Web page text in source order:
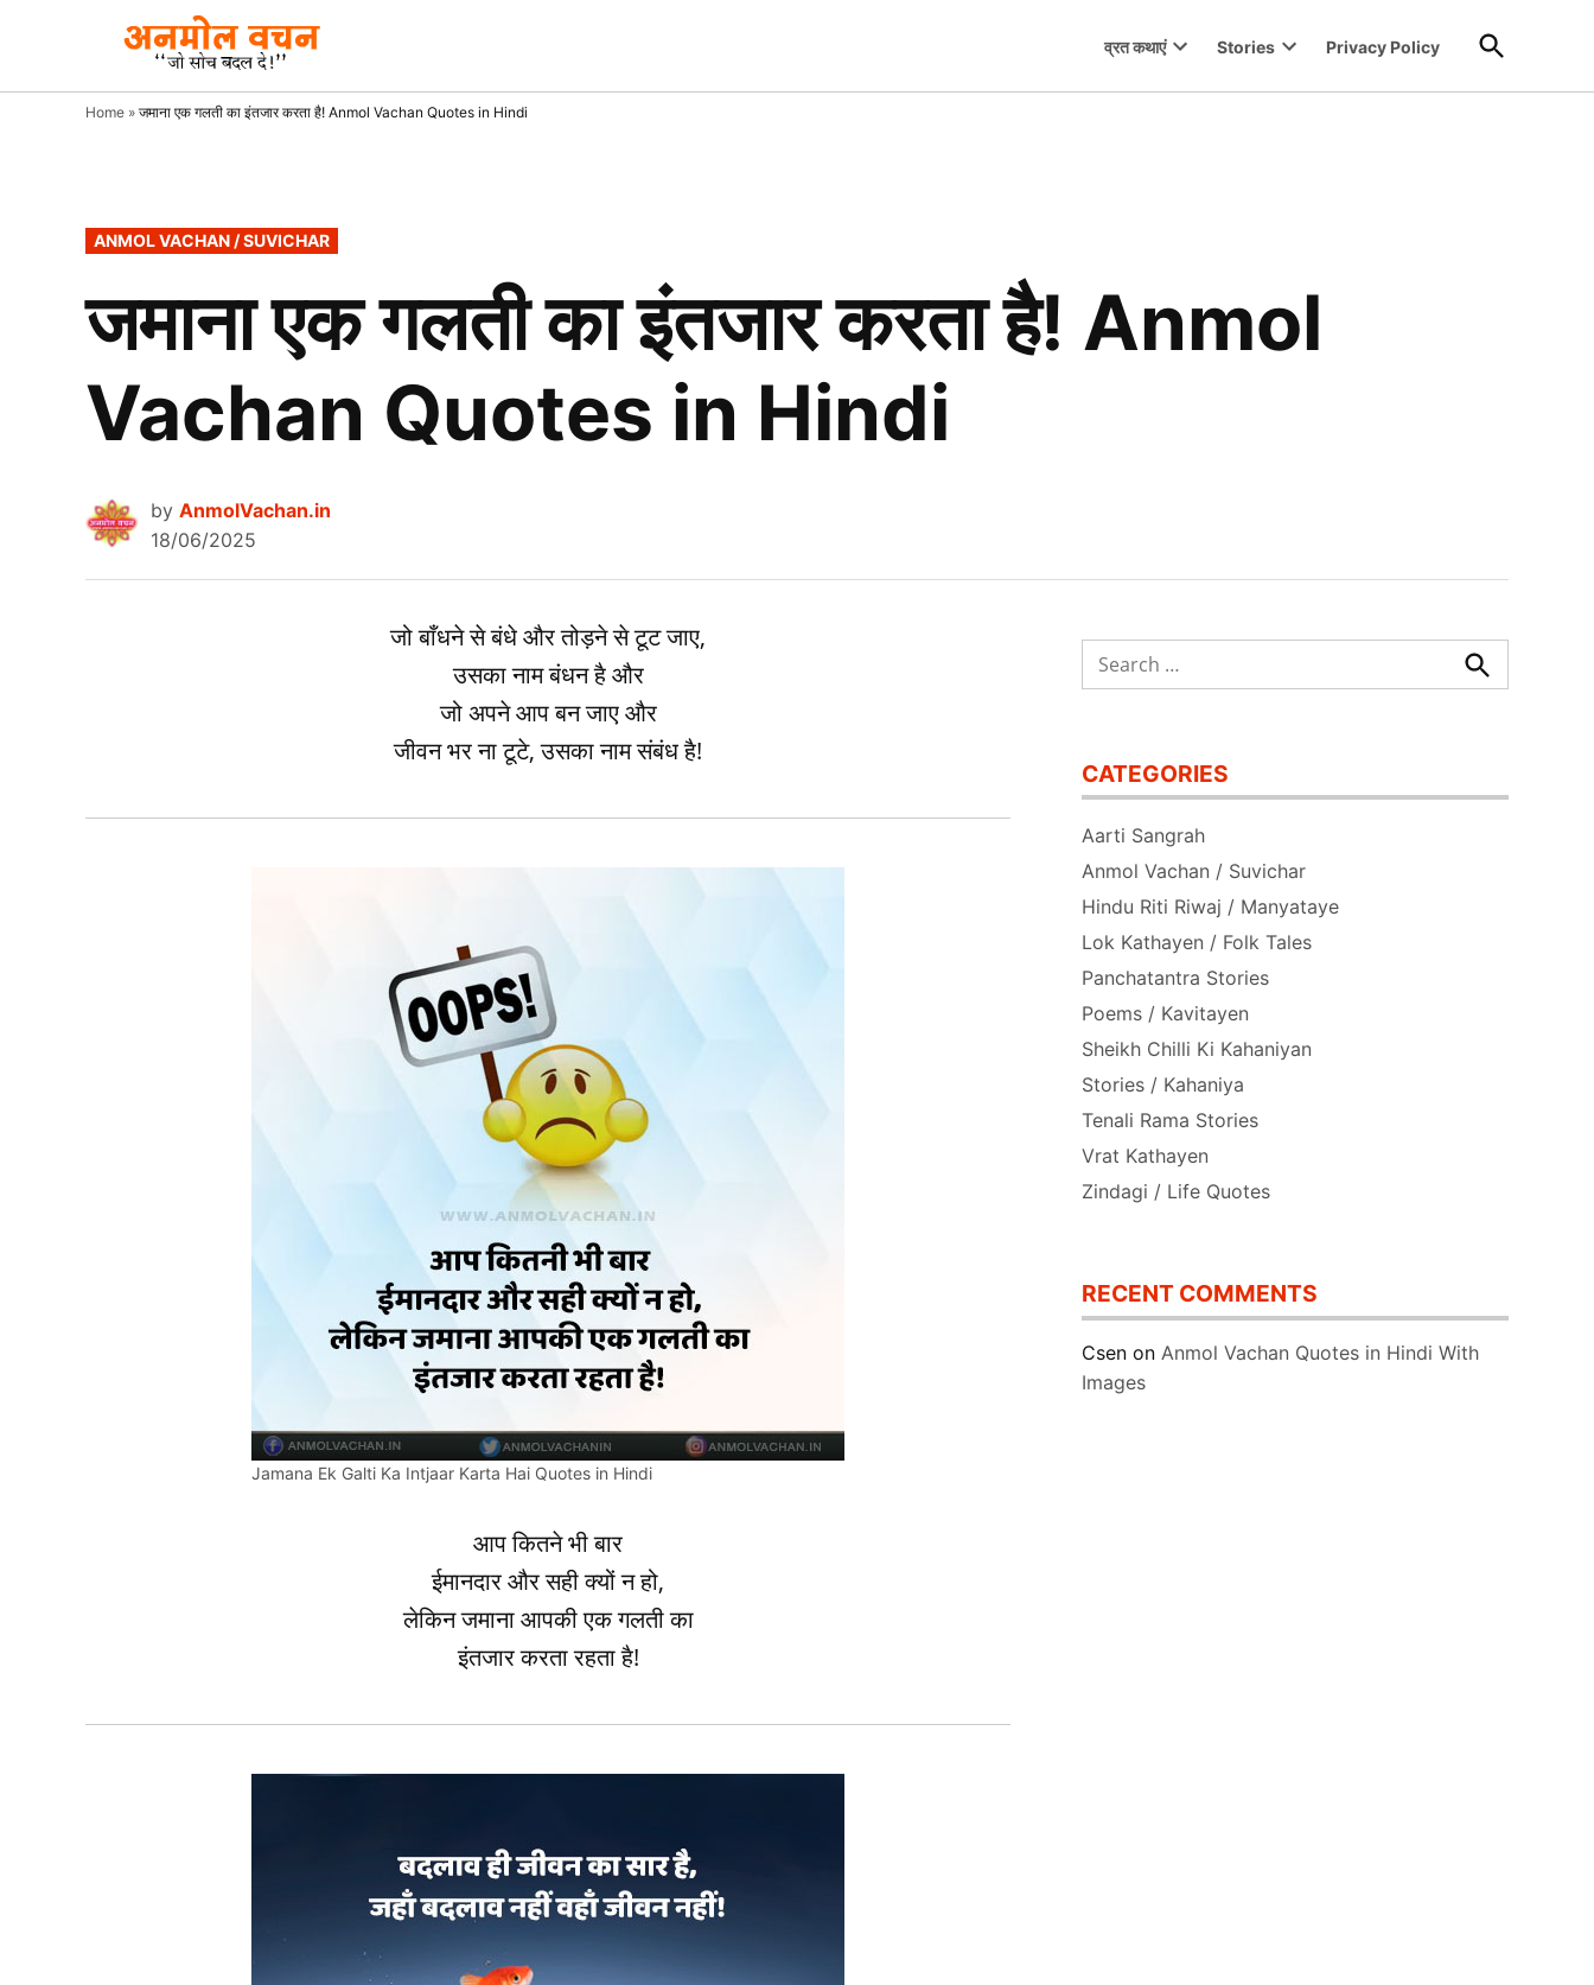
content
– जाे
व्रत कथाएं
dropdown
Stories
dropdown
Privacy Policy
Open
Search
Home » जमाना एक गलती का इंतजार करता है! Anmol Vachan Quotes in Hindi
POSTED
IN
ANMOL VACHAN / SUVICHAR
जमाना एक गलती का इंतजार करता है! Anmol
Vachan Quotes in Hindi
by AnmolVachan.in
18/06/2025
जो बाँधने से बंधे और तोड़ने से टूट जाए,
उसका नाम बंधन है और
जो अपने आप बन जाए और
जीवन भर ना टूटे, उसका नाम संबंध है!
Jamana Ek Galti Ka Intjaar Karta Hai Quotes in Hindi
आप कितने भी बार
ईमानदार और सही क्यों न हो,
लेकिन जमाना आपकी एक गलती का
इंतजार करता रहता है!
Search
for:
Search
CATEGORIES
Aarti Sangrah
Anmol Vachan / Suvichar
Hindu Riti Riwaj / Manyataye
Lok Kathayen / Folk Tales
Panchatantra Stories
Poems / Kavitayen
Sheikh Chilli Ki Kahaniyan
Stories / Kahaniya
Tenali Rama Stories
Vrat Kathayen
Zindagi / Life Quotes
RECENT COMMENTS
Csen on Anmol Vachan Quotes in Hindi With
Images